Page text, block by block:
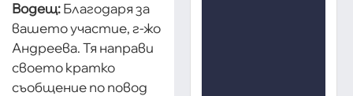
Водещ:Благодаря за
вашето участие, г-жо
Андреева. Тя направи
своето кратко
съобщение по повод